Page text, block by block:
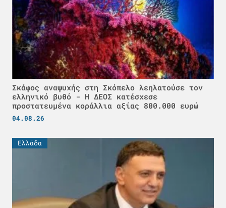
Σκάφος αναψυχής στη Σκόπελο λεηλατούσε τον
ελληνικό βυθό - H ΔΕΟΣ κατέσχεσε
προστατευμένα κοράλλια αξίας 800.000 ευρώ
04.08.26
Ελλάδα